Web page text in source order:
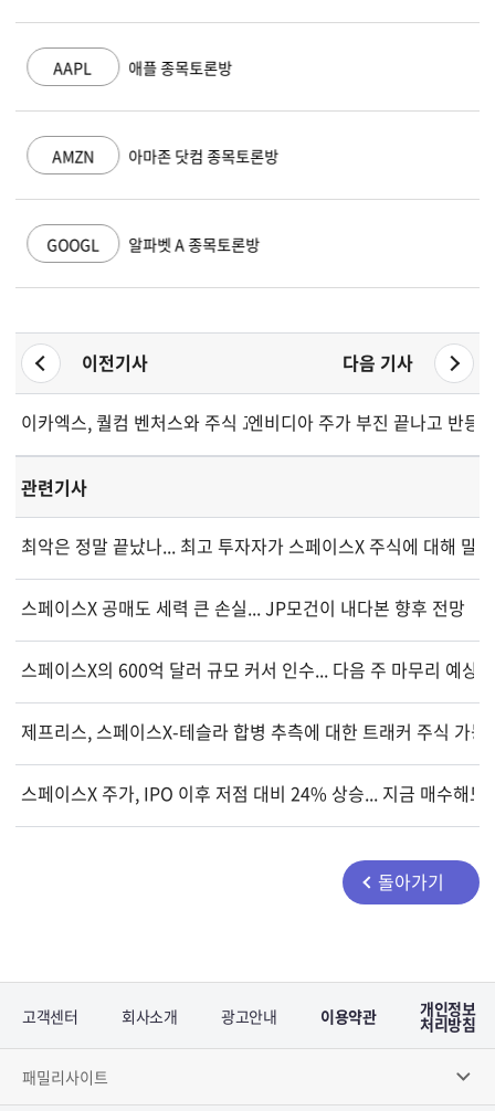
AAPL 애플 종목토론방
AMZN 아마존 닷컴 종목토론방
GOOGL 알파벳 A 종목토론방
이전기사 다음 기사
이카엑스, 퀄컴 벤처스와 주식 교환 합의로 드림스마트 지분 인수
엔비디아 주가 부진 끝나고 반등
관련기사
최악은 정말 끝났나... 최고 투자자가 스페이스X 주식에 대해 말
스페이스X 공매도 세력 큰 손실... JP모건이 내다본 향후 전망
스페이스X의 600억 달러 규모 커서 인수... 다음 주 마무리 예상
제프리스, 스페이스X-테슬라 합병 추측에 대한 트래커 주식 가능
스페이스X 주가, IPO 이후 저점 대비 24% 상승... 지금 매수해도
돌아가기
고객센터 회사소개 광고안내 이용약관 개인정보
처리방침
패밀리사이트